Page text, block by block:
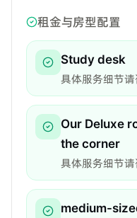
租金与房型配置
Study desk
具体服务细节
Our Deluxe
the corner
具体服务细节
medium-